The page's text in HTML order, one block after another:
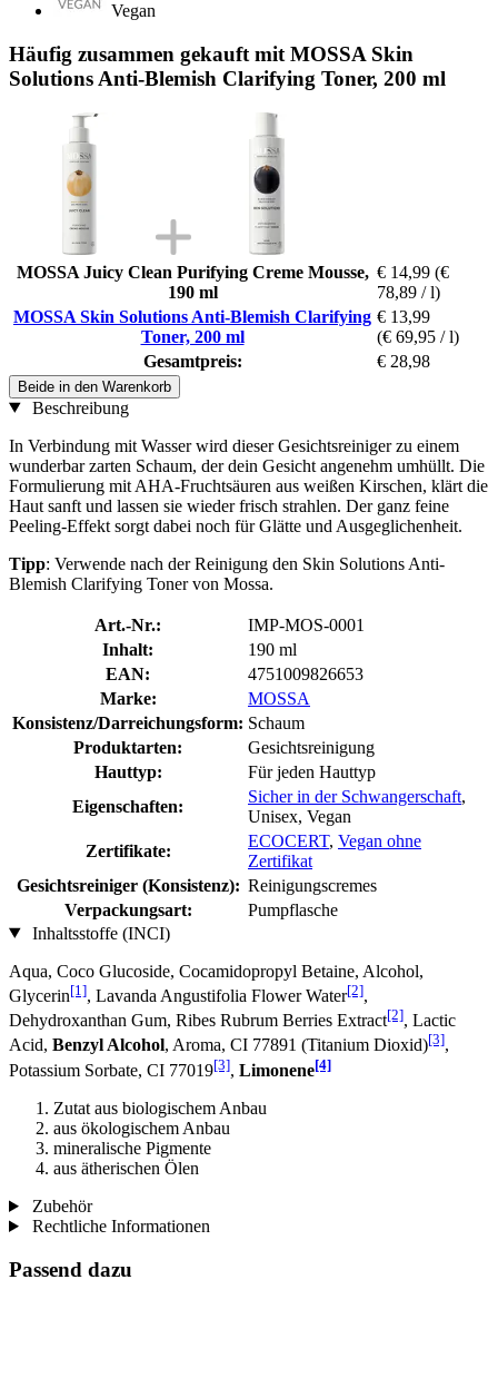
Vegan
Häufig zusammen gekauft mit MOSSA Skin
Solutions Anti-Blemish Clarifying Toner, 200 ml
MOSSA Juicy Clean Purifying Creme Mousse,
190 ml
€ 14,99 (€
78,89 / l)
MOSSA Skin Solutions Anti-Blemish Clarifying
Toner, 200 ml
€ 13,99
(€ 69,95 / l)
Gesamtpreis:
€ 28,98
Beide in den Warenkorb
Beschreibung
In Verbindung mit Wasser wird dieser Gesichtsreiniger zu einem
wunderbar zarten Schaum, der dein Gesicht angenehm umhüllt. Die
Formulierung mit AHA-Fruchtsäuren aus weißen Kirschen, klärt die
Haut sanft und lassen sie wieder frisch strahlen. Der ganz feine
Peeling-Effekt sorgt dabei noch für Glätte und Ausgeglichenheit.
Tipp: Verwende nach der Reinigung den Skin Solutions Anti-
Blemish Clarifying Toner von Mossa.
Art.-Nr.:
IMP-MOS-0001
Inhalt:
190 ml
EAN:
4751009826653
Marke:
MOSSA
Konsistenz/Darreichungsform: Schaum
Produktarten:
Gesichtsreinigung
Hauttyp:
Für jeden Hauttyp
Eigenschaften:
Sicher in der Schwangerschaft,
Unisex, Vegan
Zertifikate:
ECOCERT, Vegan ohne
Zertifikat
Gesichtsreiniger (Konsistenz): Reinigungscremes
Verpackungsart:
Pumpflasche
Inhaltsstoffe (INCI)
Aqua, Coco Glucoside, Cocamidopropyl Betaine, Alcohol,
Glycerin[1], Lavanda Angustifolia Flower Water[2],
Dehydroxanthan Gum, Ribes Rubrum Berries Extract[2], Lactic
Acid, Benzyl Alcohol, Aroma, CI 77891 (Titanium Dioxid)[3],
Potassium Sorbate, CI 77019[3], Limonene[4]
Zutat aus biologischem Anbau
aus ökologischem Anbau
mineralische Pigmente
aus ätherischen Ölen
Zubehör
Rechtliche Informationen
Passend dazu